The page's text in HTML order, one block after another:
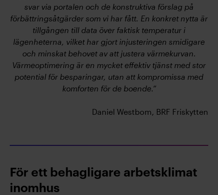
svar via portalen och de konstruktiva förslag på
förbättringsåtgärder som vi har fått. En konkret nytta är
tillgången till data över faktisk temperatur i
lägenheterna, vilket har gjort injusteringen smidigare
och minskat behovet av att justera värmekurvan.
Värmeoptimering är en mycket effektiv tjänst med stor
potential för besparingar, utan att kompromissa med
komforten för de boende.”
Daniel Westbom, BRF Friskytten
För ett behagligare arbetsklimat
inomhus